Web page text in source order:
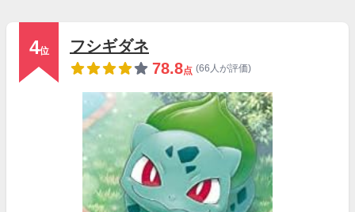
4位
フシギダネ
78.8点 (66人が評価)